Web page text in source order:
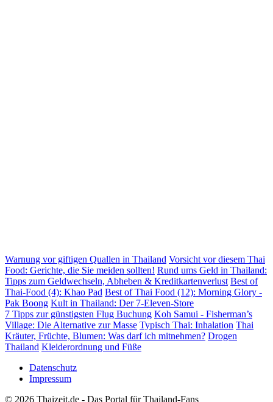
Warnung vor giftigen Quallen in Thailand Vorsicht vor diesem Thai
Food: Gerichte, die Sie meiden sollten! Rund ums Geld in Thailand:
Tipps zum Geldwechseln, Abheben & Kreditkartenverlust Best of
Thai-Food (4): Khao Pad Best of Thai Food (12): Morning Glory -
Pak Boong Kult in Thailand: Der 7-Eleven-Store
7 Tipps zur günstigsten Flug Buchung Koh Samui - Fisherman’s
Village: Die Alternative zur Masse Typisch Thai: Inhalation Thai
Kräuter, Früchte, Blumen: Was darf ich mitnehmen? Drogen
Thailand Kleiderordnung und Füße
Datenschutz
Impressum
© 2026 Thaizeit.de - Das Portal für Thailand-Fans